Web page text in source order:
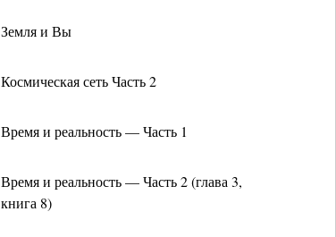
Земля и Вы
Космическая сеть Часть 2
Время и реальность — Часть 1
Время и реальность — Часть 2 (глава 3,
книга 8)